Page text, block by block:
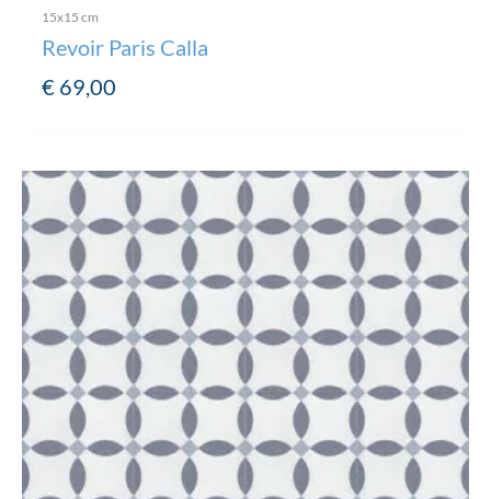
15x15 cm
Revoir Paris Calla
€ 69,00